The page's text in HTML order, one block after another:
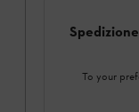
Spedizione
To your